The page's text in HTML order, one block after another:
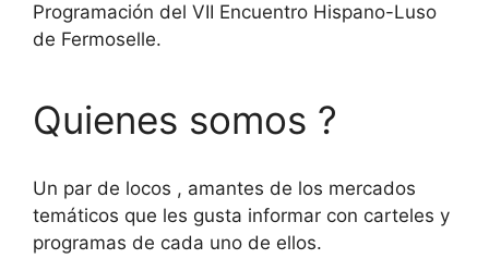
Programación del VII Encuentro Hispano-Luso
de Fermoselle.
Quienes somos ?
Un par de locos , amantes de los mercados
temáticos que les gusta informar con carteles y
programas de cada uno de ellos.